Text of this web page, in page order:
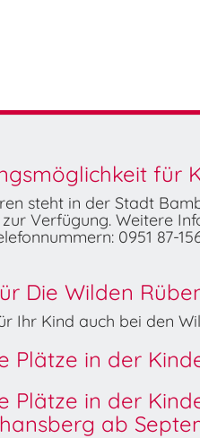
für
steht in der Stadt
Verfügung. Weitere
0951 87-
Die Wilden
Ihr Kind auch bei den
Plätze in der
Plätze in der
ab